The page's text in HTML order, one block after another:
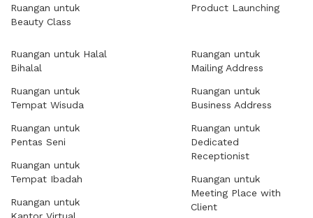
Ruangan untuk
Beauty Class
Product Launching
Ruangan untuk Halal
Bihalal
Ruangan untuk
Tempat Wisuda
Ruangan untuk
Pentas Seni
Ruangan untuk
Tempat Ibadah
Ruangan untuk
Ruangan untuk
Mailing Address
Ruangan untuk
Business Address
Ruangan untuk
Dedicated
Receptionist
Ruangan untuk
Meeting Place with
Client